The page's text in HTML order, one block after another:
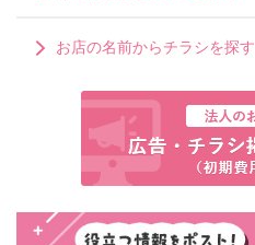
お店の名前からチラシを探す